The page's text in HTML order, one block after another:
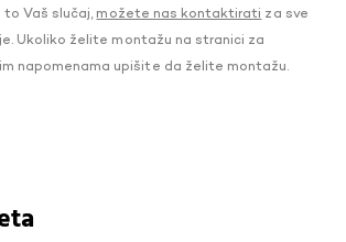
Vaš slučaj, možete nas kontaktirati za sve
Ukoliko želite montažu na stranici za
napomenama upišite da želite montažu.